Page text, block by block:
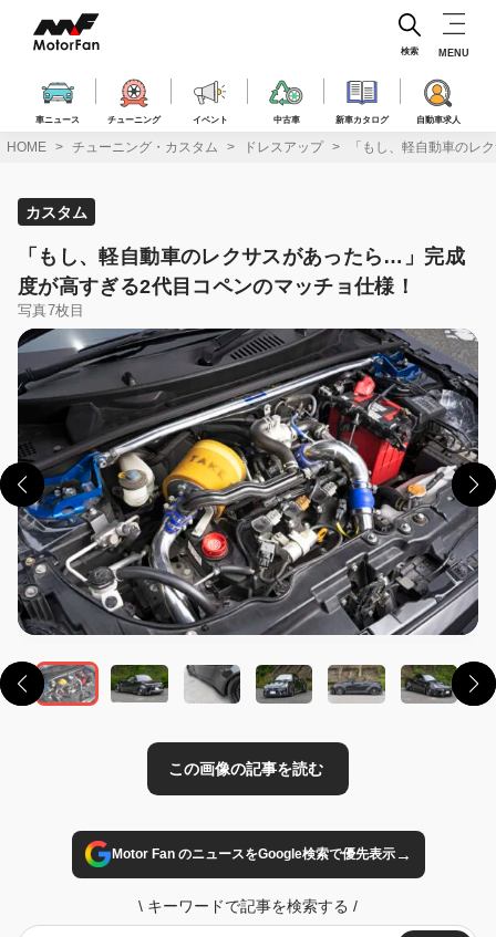
ス
車ニュース チューニング イベント 中古車 新車カタログ 自動車求人
検索 MENU
HOME チューニング・カスタム ドレスアップ 「もし、軽自動車のレ
カスタム
「もし、軽自動車のレクサスがあったら…」完成
度が高すぎる2代目コペンのマッチョ仕様！
写真7枚目
Motor Fan のニュースをGoogle検索で優先表示→
\ キーワードで記事を検索する /